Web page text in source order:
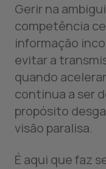
Gerir na
competência
informação
evitar a
quando
continua a ser
propósito
visão paralisa.
É aqui que faz